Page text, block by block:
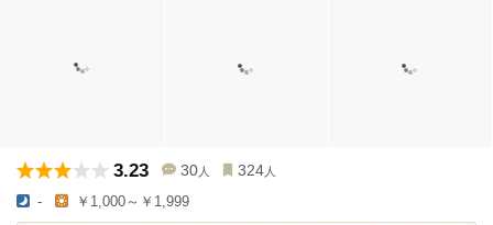
3.23 30 人 324 人
- ￥1,000～￥1,999